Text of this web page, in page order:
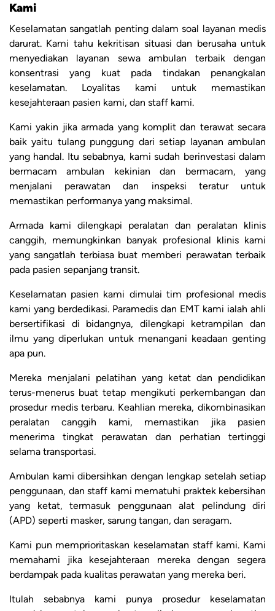
Kami
Keselamatan sangatlah penting dalam soal layanan medis
darurat. Kami tahu kekritisan situasi dan berusaha untuk
menyediakan layanan sewa ambulan terbaik dengan
konsentrasi yang kuat pada tindakan penangkalan
keselamatan. Loyalitas kami untuk memastikan
kesejahteraan pasien kami, dan staff kami.
Kami yakin jika armada yang komplit dan terawat secara
baik yaitu tulang punggung dari setiap layanan ambulan
yang handal. Itu sebabnya, kami sudah berinvestasi dalam
bermacam ambulan kekinian dan bermacam, yang
menjalani perawatan dan inspeksi teratur untuk
memastikan performanya yang maksimal.
Armada kami dilengkapi peralatan dan peralatan klinis
canggih, memungkinkan banyak profesional klinis kami
yang sangatlah terbiasa buat memberi perawatan terbaik
pada pasien sepanjang transit.
Keselamatan pasien kami dimulai tim profesional medis
kami yang berdedikasi. Paramedis dan EMT kami ialah ahli
bersertifikasi di bidangnya, dilengkapi ketrampilan dan
ilmu yang diperlukan untuk menangani keadaan genting
apa pun.
Mereka menjalani pelatihan yang ketat dan pendidikan
terus-menerus buat tetap mengikuti perkembangan dan
prosedur medis terbaru. Keahlian mereka, dikombinasikan
peralatan canggih kami, memastikan jika pasien
menerima tingkat perawatan dan perhatian tertinggi
selama transportasi.
Ambulan kami dibersihkan dengan lengkap setelah setiap
penggunaan, dan staff kami mematuhi praktek kebersihan
yang ketat, termasuk penggunaan alat pelindung diri
(APD) seperti masker, sarung tangan, dan seragam.
Kami pun memprioritaskan keselamatan staff kami. Kami
memahami jika kesejahteraan mereka dengan segera
berdampak pada kualitas perawatan yang mereka beri.
Itulah sebabnya kami punya prosedur keselamatan